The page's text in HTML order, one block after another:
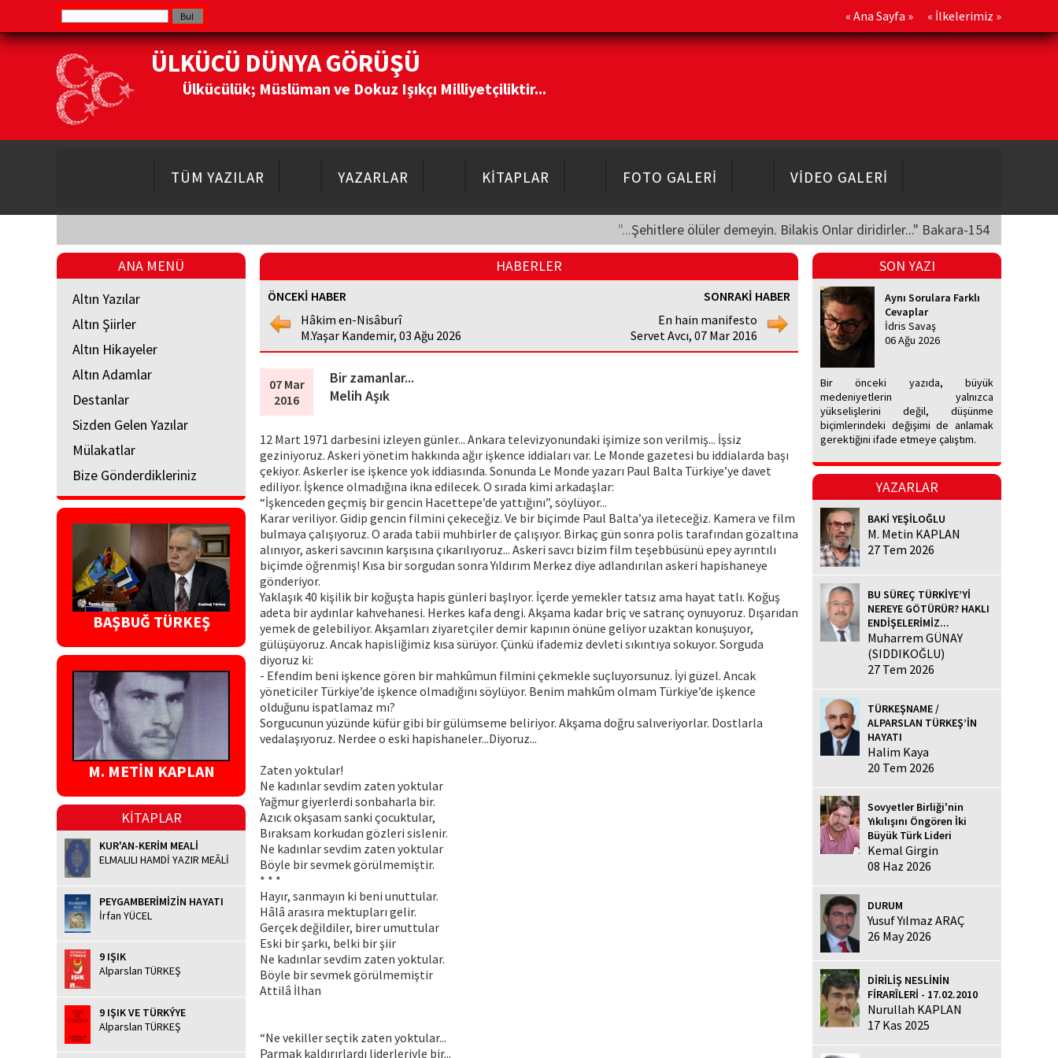
« Ana Sayfa » « İlkelerimiz »
ÜLKÜCÜ DÜNYA GÖRÜŞÜ
Ülkücülük; Müslüman ve Dokuz Işıkçı Milliyetçiliktir...
TÜM YAZILAR YAZARLAR KİTAPLAR FOTO GALERİ VİDEO GALERİ
"...Şehitlere ölüler demeyin. Bilakis Onlar diridirler..." Bakara-154
ANA MENÜ
Altın Yazılar
Altın Şiirler
Altın Hikayeler
Altın Adamlar
Destanlar
Sizden Gelen Yazılar
Mülakatlar
Bize Gönderdikleriniz
BAŞBUĞ TÜRKEŞ
M. METİN KAPLAN
KİTAPLAR
KUR'AN-KERİM MEALİ
ELMALILI HAMDİ YAZIR MEÂLİ
PEYGAMBERİMİZİN HAYATI
İrfan YÜCEL
9 IŞIK
Alparslan TÜRKEŞ
9 IŞIK VE TÜRKÝYE
Alparslan TÜRKEŞ
HABERLER
ÖNCEKİ HABER
Hâkim en-Nisâburî
M.Yaşar Kandemir, 03 Ağu 2026
SONRAKİ HABER
En hain manifesto
Servet Avcı, 07 Mar 2016
07 Mar
2016
Bir zamanlar...
Melih Aşık
12 Mart 1971 darbesini izleyen günler... Ankara televizyonundaki işimize son verilmiş... İşsiz
geziniyoruz. Askeri yönetim hakkında ağır işkence iddiaları var. Le Monde gazetesi bu iddialarda başı
çekiyor. Askerler ise işkence yok iddiasında. Sonunda Le Monde yazarı Paul Balta Türkiye’ye davet
ediliyor. İşkence olmadığına ikna edilecek. O sırada kimi arkadaşlar:
“İşkenceden geçmiş bir gencin Hacettepe’de yattığını”, söylüyor...
Karar veriliyor. Gidip gencin filmini çekeceğiz. Ve bir biçimde Paul Balta’ya ileteceğiz. Kamera ve film
bulmaya çalışıyoruz. O arada tabii muhbirler de çalışıyor. Birkaç gün sonra polis tarafından gözaltına
alınıyor, askeri savcının karşısına çıkarılıyoruz... Askeri savcı bizim film teşebbüsünü epey ayrıntılı
biçimde öğrenmiş! Kısa bir sorgudan sonra Yıldırım Merkez diye adlandırılan askeri hapishaneye
gönderiyor.
Yaklaşık 40 kişilik bir koğuşta hapis günleri başlıyor. İçerde yemekler tatsız ama hayat tatlı. Koğuş
adeta bir aydınlar kahvehanesi. Herkes kafa dengi. Akşama kadar briç ve satranç oynuyoruz. Dışarıdan
yemek de gelebiliyor. Akşamları ziyaretçiler demir kapının önüne geliyor uzaktan konuşuyor,
gülüşüyoruz. Ancak hapisliğimiz kısa sürüyor. Çünkü ifademiz devleti sıkıntıya sokuyor. Sorguda
diyoruz ki:
- Efendim beni işkence gören bir mahkûmun filmini çekmekle suçluyorsunuz. İyi güzel. Ancak
yöneticiler Türkiye’de işkence olmadığını söylüyor. Benim mahkûm olmam Türkiye’de işkence
olduğunu ispatlamaz mı?
Sorgucunun yüzünde küfür gibi bir gülümseme beliriyor. Akşama doğru salıveriyorlar. Dostlarla
vedalaşıyoruz. Nerdee o eski hapishaneler...Diyoruz...
Zaten yoktular!
Ne kadınlar sevdim zaten yoktular
Yağmur giyerlerdi sonbaharla bir.
Azıcık okşasam sanki çocuktular,
Bıraksam korkudan gözleri sislenir.
Ne kadınlar sevdim zaten yoktular
Böyle bir sevmek görülmemiştir.
* * *
Hayır, sanmayın ki beni unuttular.
Hâlâ arasıra mektupları gelir.
Gerçek değildiler, birer umuttular
Eski bir şarkı, belki bir şiir
Ne kadınlar sevdim zaten yoktular.
Böyle bir sevmek görülmemiştir
Attilâ İlhan
“Ne vekiller seçtik zaten yoktular...
Parmak kaldırırlardı liderleriyle bir...
SON YAZI
Aynı Sorulara Farklı
Cevaplar
İdris Savaş
06 Ağu 2026
Bir önceki yazıda, büyük
medeniyetlerin yalnızca
yükselişlerini değil, düşünme
biçimlerindeki değişimi de anlamak
gerektiğini ifade etmeye çalıştım.
YAZARLAR
BAKİ YEŞİLOĞLU
M. Metin KAPLAN
27 Tem 2026
BU SÜREÇ TÜRKİYE’Yİ
NEREYE GÖTÜRÜR? HAKLI
ENDİŞELERİMİZ...
Muharrem GÜNAY
(SIDDIKOĞLU)
27 Tem 2026
TÜRKEŞNAME /
ALPARSLAN TÜRKEŞ’İN
HAYATI
Halim Kaya
20 Tem 2026
Sovyetler Birliği'nin
Yıkılışını Öngören İki
Büyük Türk Lideri
Kemal Girgin
08 Haz 2026
DURUM
Yusuf Yılmaz ARAÇ
26 May 2026
DİRİLİŞ NESLİNİN
FİRARÎLERİ - 17.02.2010
Nurullah KAPLAN
17 Kas 2025